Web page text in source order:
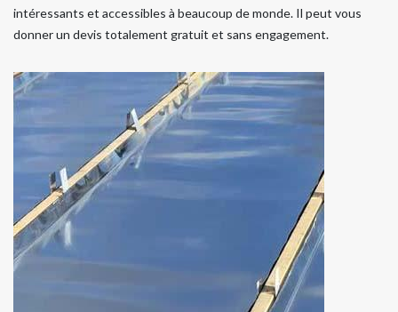
intéressants et accessibles à beaucoup de monde. Il peut vous
donner un devis totalement gratuit et sans engagement.